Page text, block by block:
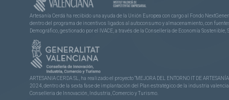
Artesanía Cerdá ha recibido una ayuda de la Unión Europea con cargo al Fondo
dentro del programa de incentivos ligados al autoconsumo y almacenamiento, con
Demográfico, gestionado por el IVACE, a través de la Consellería de Economía Sostenible,
ARTESANIA CERDA SL, ha realizado el proyecto “MEJORA DEL ENTORNO IT DE
2024, dentro de la sexta fase de implantación del Plan estratégico de la industria
Conselleria de Innovación, Industria, Comercio y Turismo.